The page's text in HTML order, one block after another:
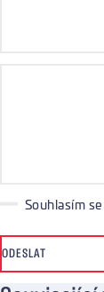
Souhlasím
ODESLAT